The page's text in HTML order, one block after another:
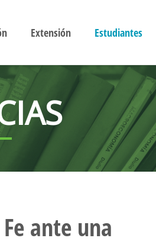
Extensión Estudiantes
ante una